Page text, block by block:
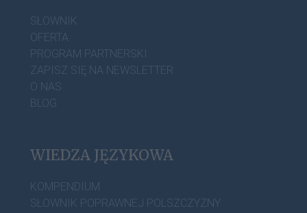
SŁOWNIK
OFERTA
PROGRAM PARTNERSKI
ZAPISZ SIĘ NA NEWSLETTER
O NAS
BLOG
WIEDZA JĘZYKOWA
KOMPENDIUM
SŁOWNIK POPRAWNEJ POLSZCZYZNY